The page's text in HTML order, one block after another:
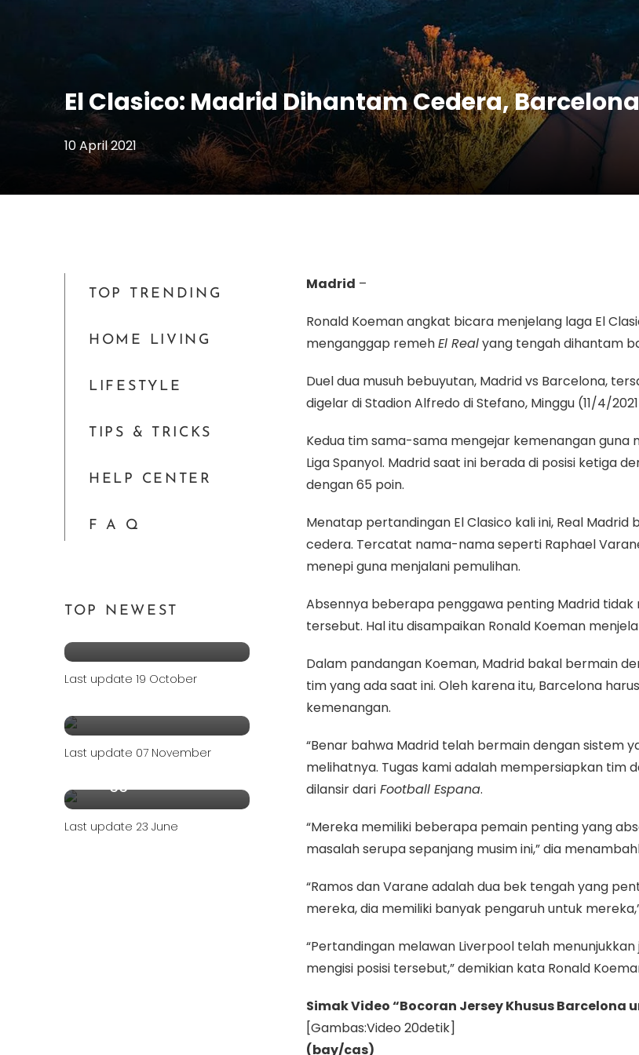
El Clasico: Madrid Dihantam Cedera,
10 April 2021
TOP TRENDING
HOME LIVING
LIFESTYLE
TIPS & TRICKS
HELP CENTER
F A Q
TOP NEWEST
Syarat dan
x•Jackpot October
2024 | 7th
O
Last update 19 October
5 Ide Desain Teras
Cantik
Last update 07 November
Perabot Rumah yang
Kayu akan Pecah
atau Bengkok
Last update 23 June
Madrid –
Ronald Koemanangkat bicara menjelang laga El
menganggap remehEl Realyang tengah dihantam
Duel dua musuh bebuyutan, Madrid vs Barcelona,
digelar di Stadion Alfredo di Stefano, Minggu (11/4/
Kedua tim sama-sama mengejar kemenangan
Liga Spanyol. Madrid saat ini berada di posisi ketiga
dengan 65 poin.
Menatap pertandingan El Clasico kali ini, Real Madrid
cedera. Tercatat nama-nama seperti Raphael
menepi guna menjalani pemulihan.
Absennya beberapa penggawa penting Madrid
tersebut. Hal itu disampaikan Ronald Koeman
Dalam pandangan Koeman, Madrid bakal bermain
tim yang ada saat ini. Oleh karena itu, Barcelona
kemenangan.
“Benar bahwa Madrid telah bermain dengan sistem
melihatnya. Tugas kami adalah mempersiapkan tim
dilansir dari Football Espana.
“Mereka memiliki beberapa pemain penting yang
masalah serupa sepanjang musim ini,” dia
“Ramos dan Varane adalah dua bek tengah yang
mereka, dia memiliki banyak pengaruh untuk
“Pertandingan melawan Liverpool telah
mengisi posisi tersebut,” demikian kata Ronald
Simak Video “Bocoran Jersey Khusus Barcelona
[Gambas:Video 20detik]
(bay/cas)